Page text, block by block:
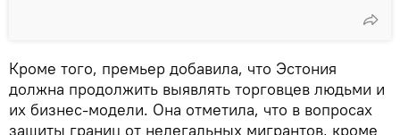
Кроме того, премьер добавила, что Эстония
должна продолжить выявлять торговцев людьми и
их бизнес-модели. Она отметила, что в вопросах
защиты границ от нелегальных мигрантов, кроме